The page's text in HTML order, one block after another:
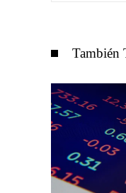
También